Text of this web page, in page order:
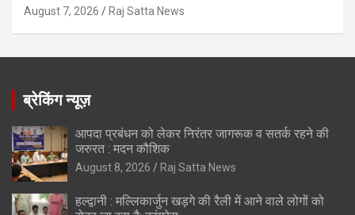
August 7, 2026 Raj Satta News
ब्रेकिंग न्यूज़
आपदा प्रबंधन को लेकर निरंतर जागरूक व सतर्क रहने की
जरुरत : मदन कौशिक
August 8, 2026 Raj Satta News
हल्द्वानी : मल्लिकार्जुन खड़गे की रैली में आने वाले लोगों को